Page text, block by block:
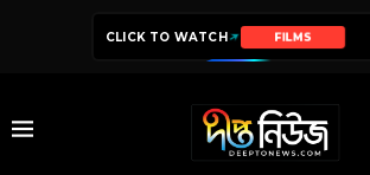
CLICK TO WATCH SERIES